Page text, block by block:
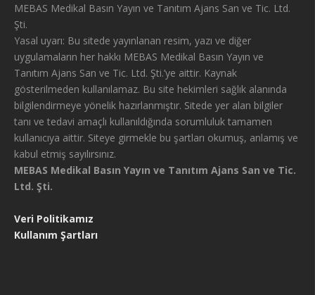
MEBAS Medikal Basın Yayın ve Tanıtım Ajans San ve Tic. Ltd.
Şti.
Yasal uyarı: Bu sitede yayınlanan resim, yazı ve diğer
uygulamaların her hakkı MEBAS Medikal Basın Yayın ve
Tanıtım Ajans San ve Tic. Ltd. Şti.’ye aittir. Kaynak
gösterilmeden kullanılamaz. Bu site hekimleri sağlık alanında
bilgilendirmeye yönelik hazırlanmıştır. Sitede yer alan bilgiler
tanı ve tedavi amaçlı kullanıldığında sorumluluk tamamen
kullanıcıya aittir. Siteye girmekle bu şartları okumuş, anlamış ve
kabul etmiş sayılırsınız.
MEBAS Medikal Basın Yayın ve Tanıtım Ajans San ve Tic.
Ltd. Şti.
Veri Politikamız
Kullanım Şartları